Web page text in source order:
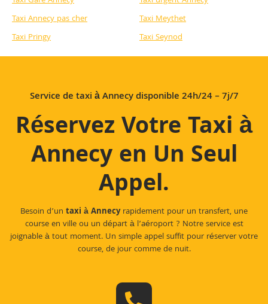
Taxi Annecy pas cher
Taxi Meythet
Taxi Pringy
Taxi Seynod
Service de taxi à Annecy disponible 24h/24 – 7j/7
Réservez Votre Taxi à
Annecy en Un Seul
Appel.
Besoin d’un taxi à Annecyrapidement pour un transfert, une
course en ville ou un départ à l’aéroport ? Notre service est
joignable à tout moment. Un simple appel suffit pour réserver votre
course, de jour comme de nuit.